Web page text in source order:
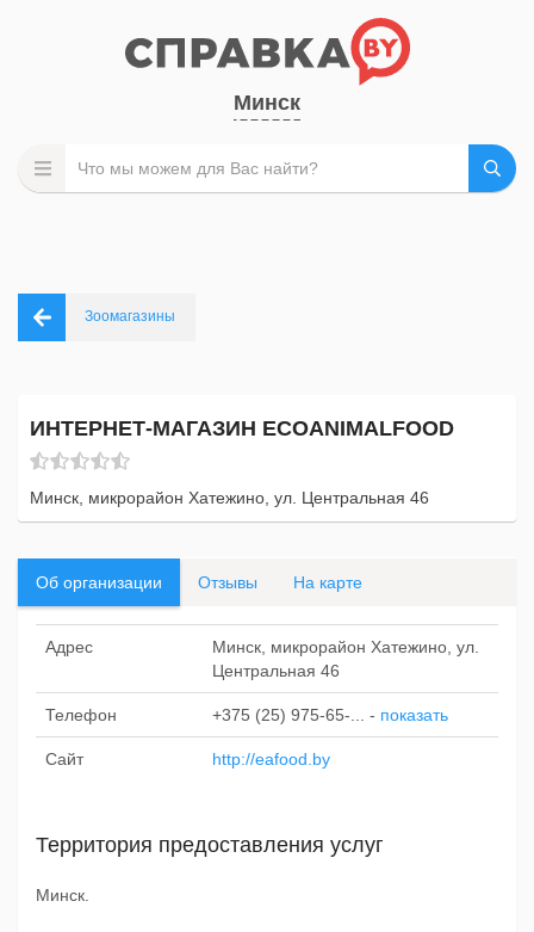
Минск
Зоомагазины
ИНТЕРНЕТ-МАГАЗИН ECOANIMALFOOD
Минск, микрорайон Хатежино, ул. Центральная 46
Об организации Отзывы На карте
Адрес
Минск, микрорайон Хатежино, ул.
Центральная 46
Телефон +375 (25) 975-65-... - показать
Сайт http://eafood.by
Территория предоставления услуг
Минск.